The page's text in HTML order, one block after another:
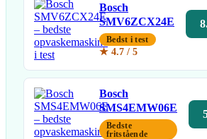
Bosch
SMV6ZCX24E
Bedst i test
★ 4.7 / 5
Bosch
SMS4EMW06E
Bedste
fritstående